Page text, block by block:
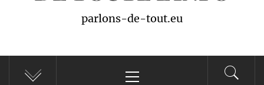
parlons-de-tout.eu
principal